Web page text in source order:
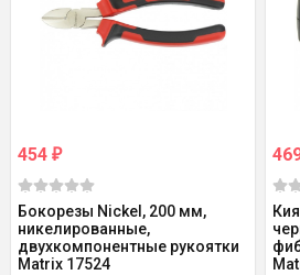
454 ₽
Бокорезы Nickel, 200 мм,
никелированные,
двухкомпонентные рукоятки
Matrix 17524